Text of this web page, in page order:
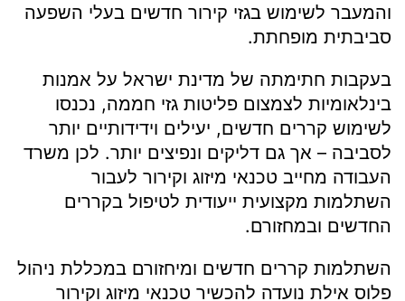
והמעבר לשימוש בגזי קירור חדשים בעלי השפעה
סביבתית מופחתת.
בעקבות חתימתה של מדינת ישראל על אמנות
בינלאומיות לצמצום פליטות גזי חממה, נכנסו
לשימוש קררים חדשים, יעילים וידידותיים יותר
לסביבה – אך גם דליקים ונפיצים יותר. לכן משרד
העבודה מחייב טכנאי מיזוג וקירור לעבור
השתלמות מקצועית ייעודית לטיפול בקררים
החדשים ובמחזורם.
השתלמות קררים חדשים ומיחזורם במכללת ניהול
פלוס אילת נועדה להכשיר טכנאי מיזוג וקירור